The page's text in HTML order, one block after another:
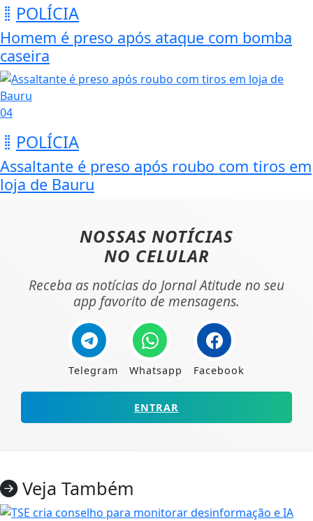
POLÍCIA
Homem é preso após ataque com bomba
caseira
04
POLÍCIA
Assaltante é preso após roubo com tiros em
loja de Bauru
NOSSAS NOTÍCIAS
NO CELULAR
Receba as notícias do Jornal Atitude no seu
app favorito de mensagens.
Telegram Whatsapp Facebook
ENTRAR
Veja Também